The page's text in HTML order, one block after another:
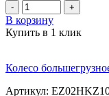
- +
В корзину
Купить в 1 клик
Колесо
Артикул: